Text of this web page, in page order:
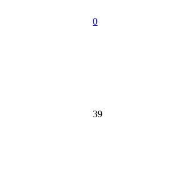
0
39